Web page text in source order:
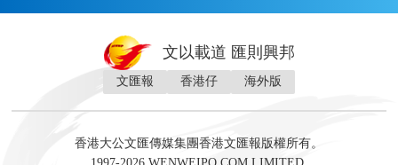
灣區人
財經 地產 投資 財評 數字經濟
文以載道 匯則興邦
文匯報 香港仔 海外版
香港大公文匯傳媒集團香港文匯報版權所有。